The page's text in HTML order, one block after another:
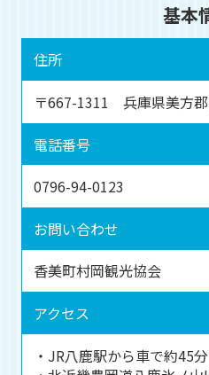
基本
住所
〒667-1311 兵庫県美方
電話番号
0796-94-0123
お問い合わせ
香美町村岡観光協会
アクセス
・JR八鹿駅から車で約45分